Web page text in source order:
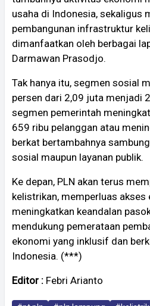
usaha di Indonesia, sekaligus
pembangunan infrastruktur
dimanfaatkan oleh berbagai
Darmawan Prasodjo.
Tak hanya itu, segmen sosial
persen dari 2,09 juta menjadi
segmen pemerintah
659 ribu pelanggan atau
berkat bertambahnya
sosial maupun layanan publik.
Ke depan, PLN akan terus
kelistrikan, memperluas akses
meningkatkan keandalan
mendukung pemerataan
ekonomi yang inklusif dan
Indonesia. (***)
Editor : Febri Arianto